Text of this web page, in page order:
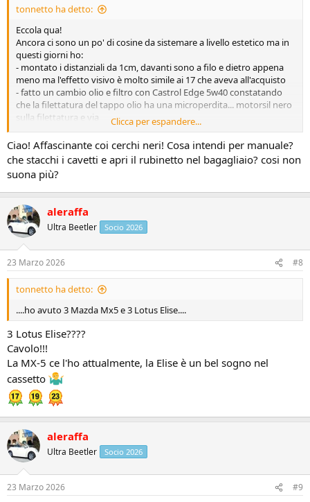
tonnetto ha detto:
Eccola qua!
Ancora ci sono un po' di cosine da sistemare a livello estetico ma in
questi giorni ho:
- montato i distanziali da 1cm, davanti sono a filo e dietro appena
meno ma l'effetto visivo è molto simile ai 17 che aveva all'acquisto
- fatto un cambio olio e filtro con Castrol Edge 5w40 constatando
che la filettatura del tappo olio ha una microperdita... motorsil nero
sulla filettatura e via
- da ieri simpaticamente la capote quando scende non si blocca più
e resta l'odioso suono del cicalino alla partenza ma al momento la
tengo in manuale così mi godo allegramente il sole... peraltro sono
abituato ad auto con capote manuale (ho avuto 3 Mazda Mx5 e 3
Lotus Elise).
Devo anche dirvi che con i soli distanziali l'assetto generale è
migliorato in modo impressionante, l'auto "si accuccia" in curva
molto meno e devo confessare di essermi alquanto divertito sul
misto per la validissima tenuta di strada.
Clicca per espandere...
Ciao! Affascinante coi cerchi neri! Cosa intendi per manuale?
che stacchi i cavetti e apri il rubinetto nel bagagliaio? cosi non
suona più?
aleraffa
Ultra Beetler Socio 2026
23 Marzo 2026 #8
tonnetto ha detto:
....ho avuto 3 Mazda Mx5 e 3 Lotus Elise....
3 Lotus Elise????
Cavolo!!!
La MX-5 ce l'ho attualmente, la Elise è un bel sogno nel
cassetto
aleraffa
Ultra Beetler Socio 2026
23 Marzo 2026 #9